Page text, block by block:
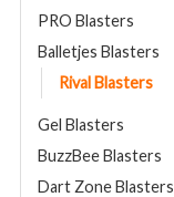
PRO Blasters
Balletjes Blasters
Rival Blasters
Gel Blasters
BuzzBee Blasters
Dart Zone Blasters